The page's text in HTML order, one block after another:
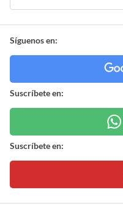
Síguenos en:
Suscríbete en:
Suscríbete en: